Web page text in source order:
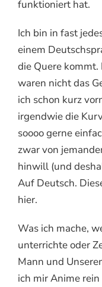
funktioniert hat.
Ich bin in fast
einem
die Quere
waren nicht das
ich schon kurz
irgendwie die
soooo gerne
zwar von
hinwill (und
Auf Deutsch.
hier.
Was ich mache,
unterrichte oder
Mann und
ich mir Anime rein